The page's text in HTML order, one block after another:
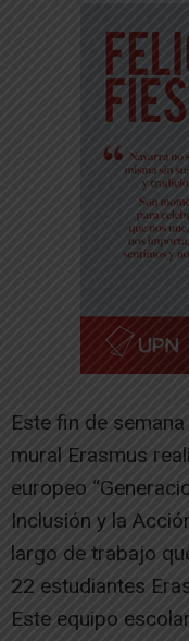
Este fin de
mural Erasmus
europeo
Inclusión y la
largo de trabajo
22 estudiantes
Este equipo